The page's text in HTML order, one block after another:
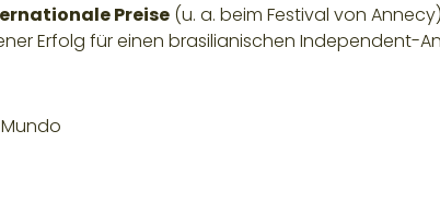
Preise (u. a. beim Festival von
Erfolg für einen brasilianischen Independent-